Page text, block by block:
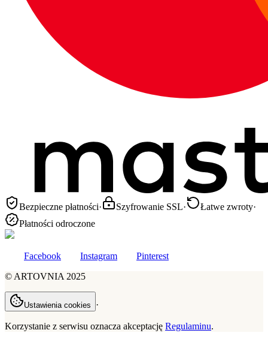
Bezpieczne płatności· Szyfrowanie SSL· Łatwe zwroty·
Płatności odroczone
Facebook Instagram
Pinterest
© ARTOVNIA 2025
Ustawienia cookies ·
Korzystanie z serwisu oznacza akceptację Regulaminu.